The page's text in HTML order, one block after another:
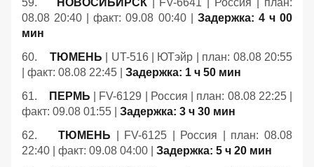
59.
НОВОСИБИРСК| FV-6641 | Россия | план:
08.08 20:40 | факт: 09.08 00:40 | Задержка: 4 ч 00
мин
60. ТЮМЕНЬ | UT-516 | ЮТэйр | план: 08.08 20:55
| факт: 08.08 22:45 | Задержка: 1 ч 50 мин
61.
ПЕРМЬ | FV-6129 | Россия | план: 08.08 22:25 |
факт: 09.08 01:55 | Задержка: 3 ч 30 мин
62.ТЮМЕНЬ | FV-6125 | Россия | план: 08.08
22:40 | факт: 09.08 04:00 | Задержка: 5 ч 20 мин